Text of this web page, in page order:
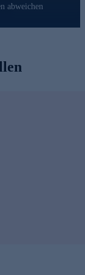
abweichen